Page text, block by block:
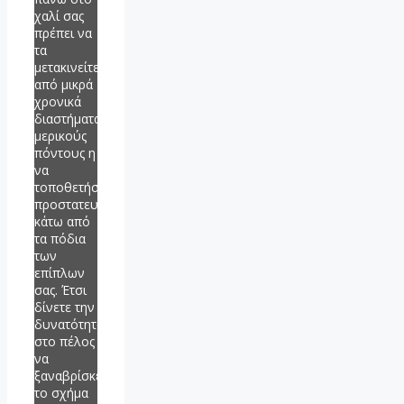
χαλί σας
πρέπει να
τα
μετακινείτε
από μικρά
χρονικά
διαστήματα
μερικούς
πόντους η
να
τοποθετήστε
προστατευτικά
κάτω από
τα πόδια
των
επίπλων
σας. Έτσι
δίνετε την
δυνατότητα
στο πέλος
να
ξαναβρίσκει
το σχήμα